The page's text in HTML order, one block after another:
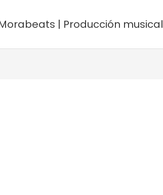
| Producción musical